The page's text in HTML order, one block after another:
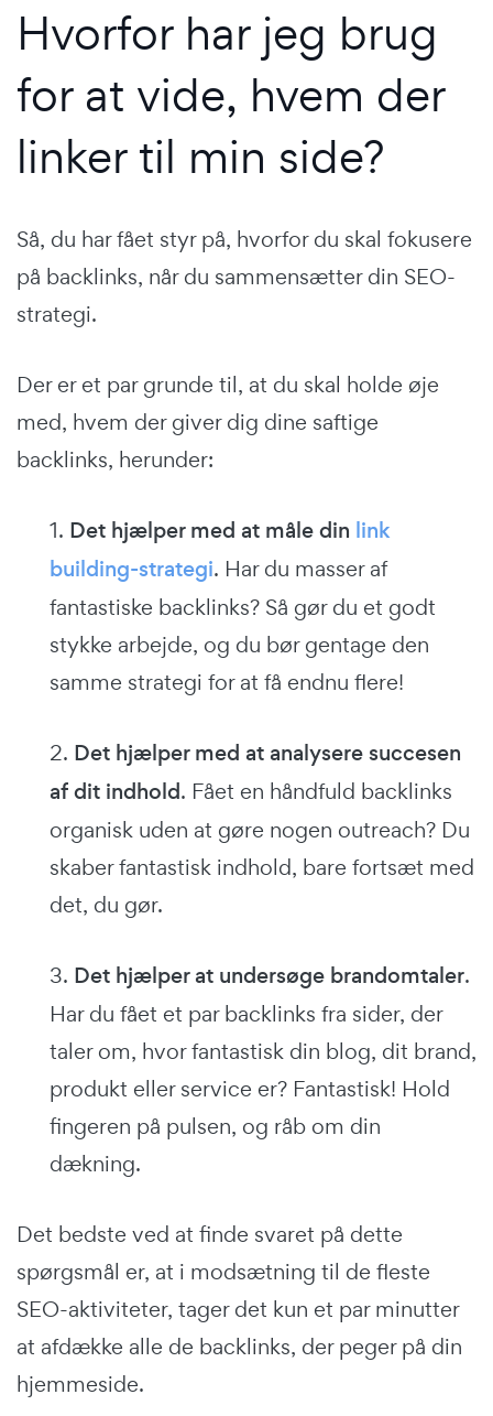
Hvorfor har jeg brug
for at vide, hvem der
linker til min side?
Så, du har fået styr på, hvorfor du skal fokusere
på backlinks, når du sammensætter din SEO-
strategi.
Der er et par grunde til, at du skal holde øje
med, hvem der giver dig dine saftige
backlinks, herunder:
1. Det hjælper med at måle din link
building-strategi. Har du masser af
fantastiske backlinks? Så gør du et godt
stykke arbejde, og du bør gentage den
samme strategi for at få endnu flere!
2. Det hjælper med at analysere succesen
af dit indhold. Fået en håndfuld backlinks
organisk uden at gøre nogen outreach? Du
skaber fantastisk indhold, bare fortsæt med
det, du gør.
3. Det hjælper at undersøge brandomtaler.
Har du fået et par backlinks fra sider, der
taler om, hvor fantastisk din blog, dit brand,
produkt eller service er? Fantastisk! Hold
fingeren på pulsen, og råb om din
dækning.
Det bedste ved at finde svaret på dette
spørgsmål er, at i modsætning til de fleste
SEO-aktiviteter, tager det kun et par minutter
at afdække alle de backlinks, der peger på din
hjemmeside.